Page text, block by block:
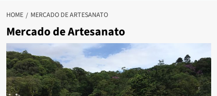
HOME MERCADO DE ARTESANATO
Mercado de Artesanato